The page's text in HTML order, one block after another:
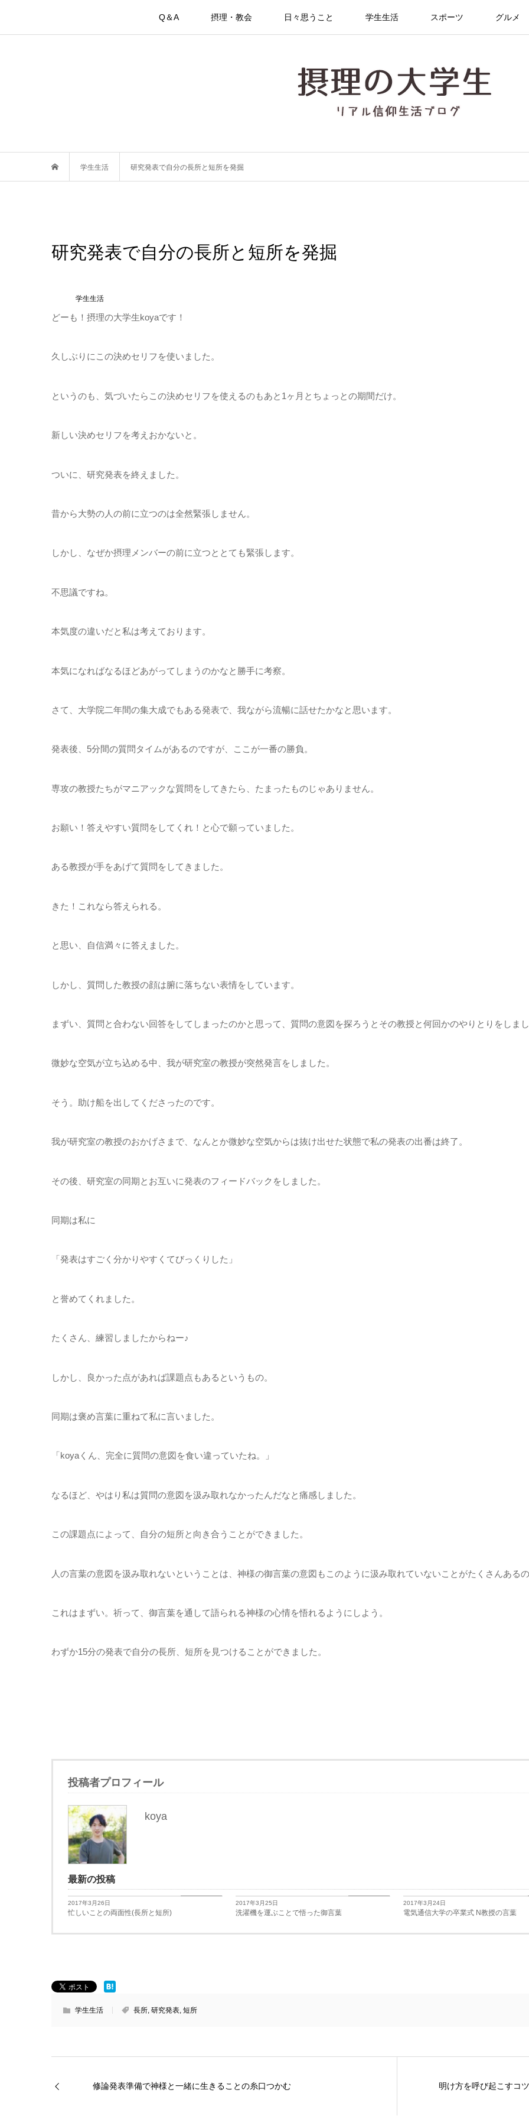
Q＆A 摂理・教会 日々思うこと 学生生活 スポーツ グルメ
学生生活 研究発表で自分の長所と短所を発掘
研究発表で自分の長所と短所を発掘
学生生活
どーも！摂理の大学生koyaです！
久しぶりにこの決めセリフを使いました。
というのも、気づいたらこの決めセリフを使えるのもあと1ヶ月とちょっとの期間だけ。
新しい決めセリフを考えおかないと。
ついに、研究発表を終えました。
昔から大勢の人の前に立つのは全然緊張しません。
しかし、なぜか摂理メンバーの前に立つととても緊張します。
不思議ですね。
本気度の違いだと私は考えております。
本気になればなるほどあがってしまうのかなと勝手に考察。
さて、大学院二年間の集大成でもある発表で、我ながら流暢に話せたかなと思います。
発表後、5分間の質問タイムがあるのですが、ここが一番の勝負。
専攻の教授たちがマニアックな質問をしてきたら、たまったものじゃありません。
お願い！答えやすい質問をしてくれ！と心で願っていました。
ある教授が手をあげて質問をしてきました。
きた！これなら答えられる。
と思い、自信満々に答えました。
しかし、質問した教授の顔は腑に落ちない表情をしています。
まずい、質問と合わない回答をしてしまったのかと思って、質問の意図を探ろうとその教授と何回かのやりとりをしま
微妙な空気が立ち込める中、我が研究室の教授が突然発言をしました。
そう。助け船を出してくださったのです。
我が研究室の教授のおかげさまで、なんとか微妙な空気からは抜け出せた状態で私の発表の出番は終了。
その後、研究室の同期とお互いに発表のフィードバックをしました。
同期は私に
「発表はすごく分かりやすくてびっくりした」
と誉めてくれました。
たくさん、練習しましたからねー♪
しかし、良かった点があれば課題点もあるというもの。
同期は褒め言葉に重ねて私に言いました。
「koyaくん、完全に質問の意図を食い違っていたね。」
なるほど、やはり私は質問の意図を汲み取れなかったんだなと痛感しました。
この課題点によって、自分の短所と向き合うことができました。
人の言葉の意図を汲み取れないということは、神様の御言葉の意図もこのように汲み取れていないことがたくさんある
これはまずい。祈って、御言葉を通して語られる神様の心情を悟れるようにしよう。
わずか15分の発表で自分の長所、短所を見つけることができました。
投稿者プロフィール
koya
最新の投稿
2017年3月26日
忙しいことの両面性(長所と短所)
2017年3月25日
洗濯機を運ぶことで悟った御言葉
2017年3月24日
電気通信大学の卒業式 N教授の言葉
学生生活 長所, 研究発表, 短所
修論発表準備で神様と一緒に生きることの糸口つかむ 明け方を呼び起こすコ